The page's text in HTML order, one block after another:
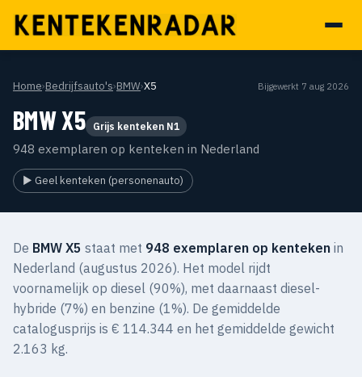
Home›Bedrijfsauto's›BMW›X5 Bijgewerkt 7 aug 2026
BMW X5 Grijs kenteken N1
948 exemplaren op kenteken in Nederland
▶ Geel kenteken (personenauto)
De BMW X5 staat met 948 exemplaren op kenteken in
Nederland (augustus 2026). Het model rijdt
voornamelijk op diesel (90%), met daarnaast diesel-
hybride (7%) en benzine (1%). De gemiddelde
catalogusprijs is € 114.344 en het gemiddelde gewicht
2.163 kg.